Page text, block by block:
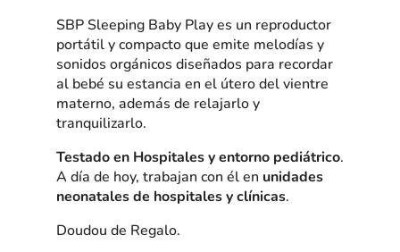
SBP Sleeping Baby Play es un reproductor
portátil y compacto que emite melodías y
sonidos orgánicos diseñados para recordar
al bebé su estancia en el útero del vientre
materno, además de relajarlo y
tranquilizarlo.
Testado en Hospitales y entorno pediátrico.
A día de hoy, trabajan con él en unidades
neonatales de hospitalesy clínicas.
Doudou de Regalo.